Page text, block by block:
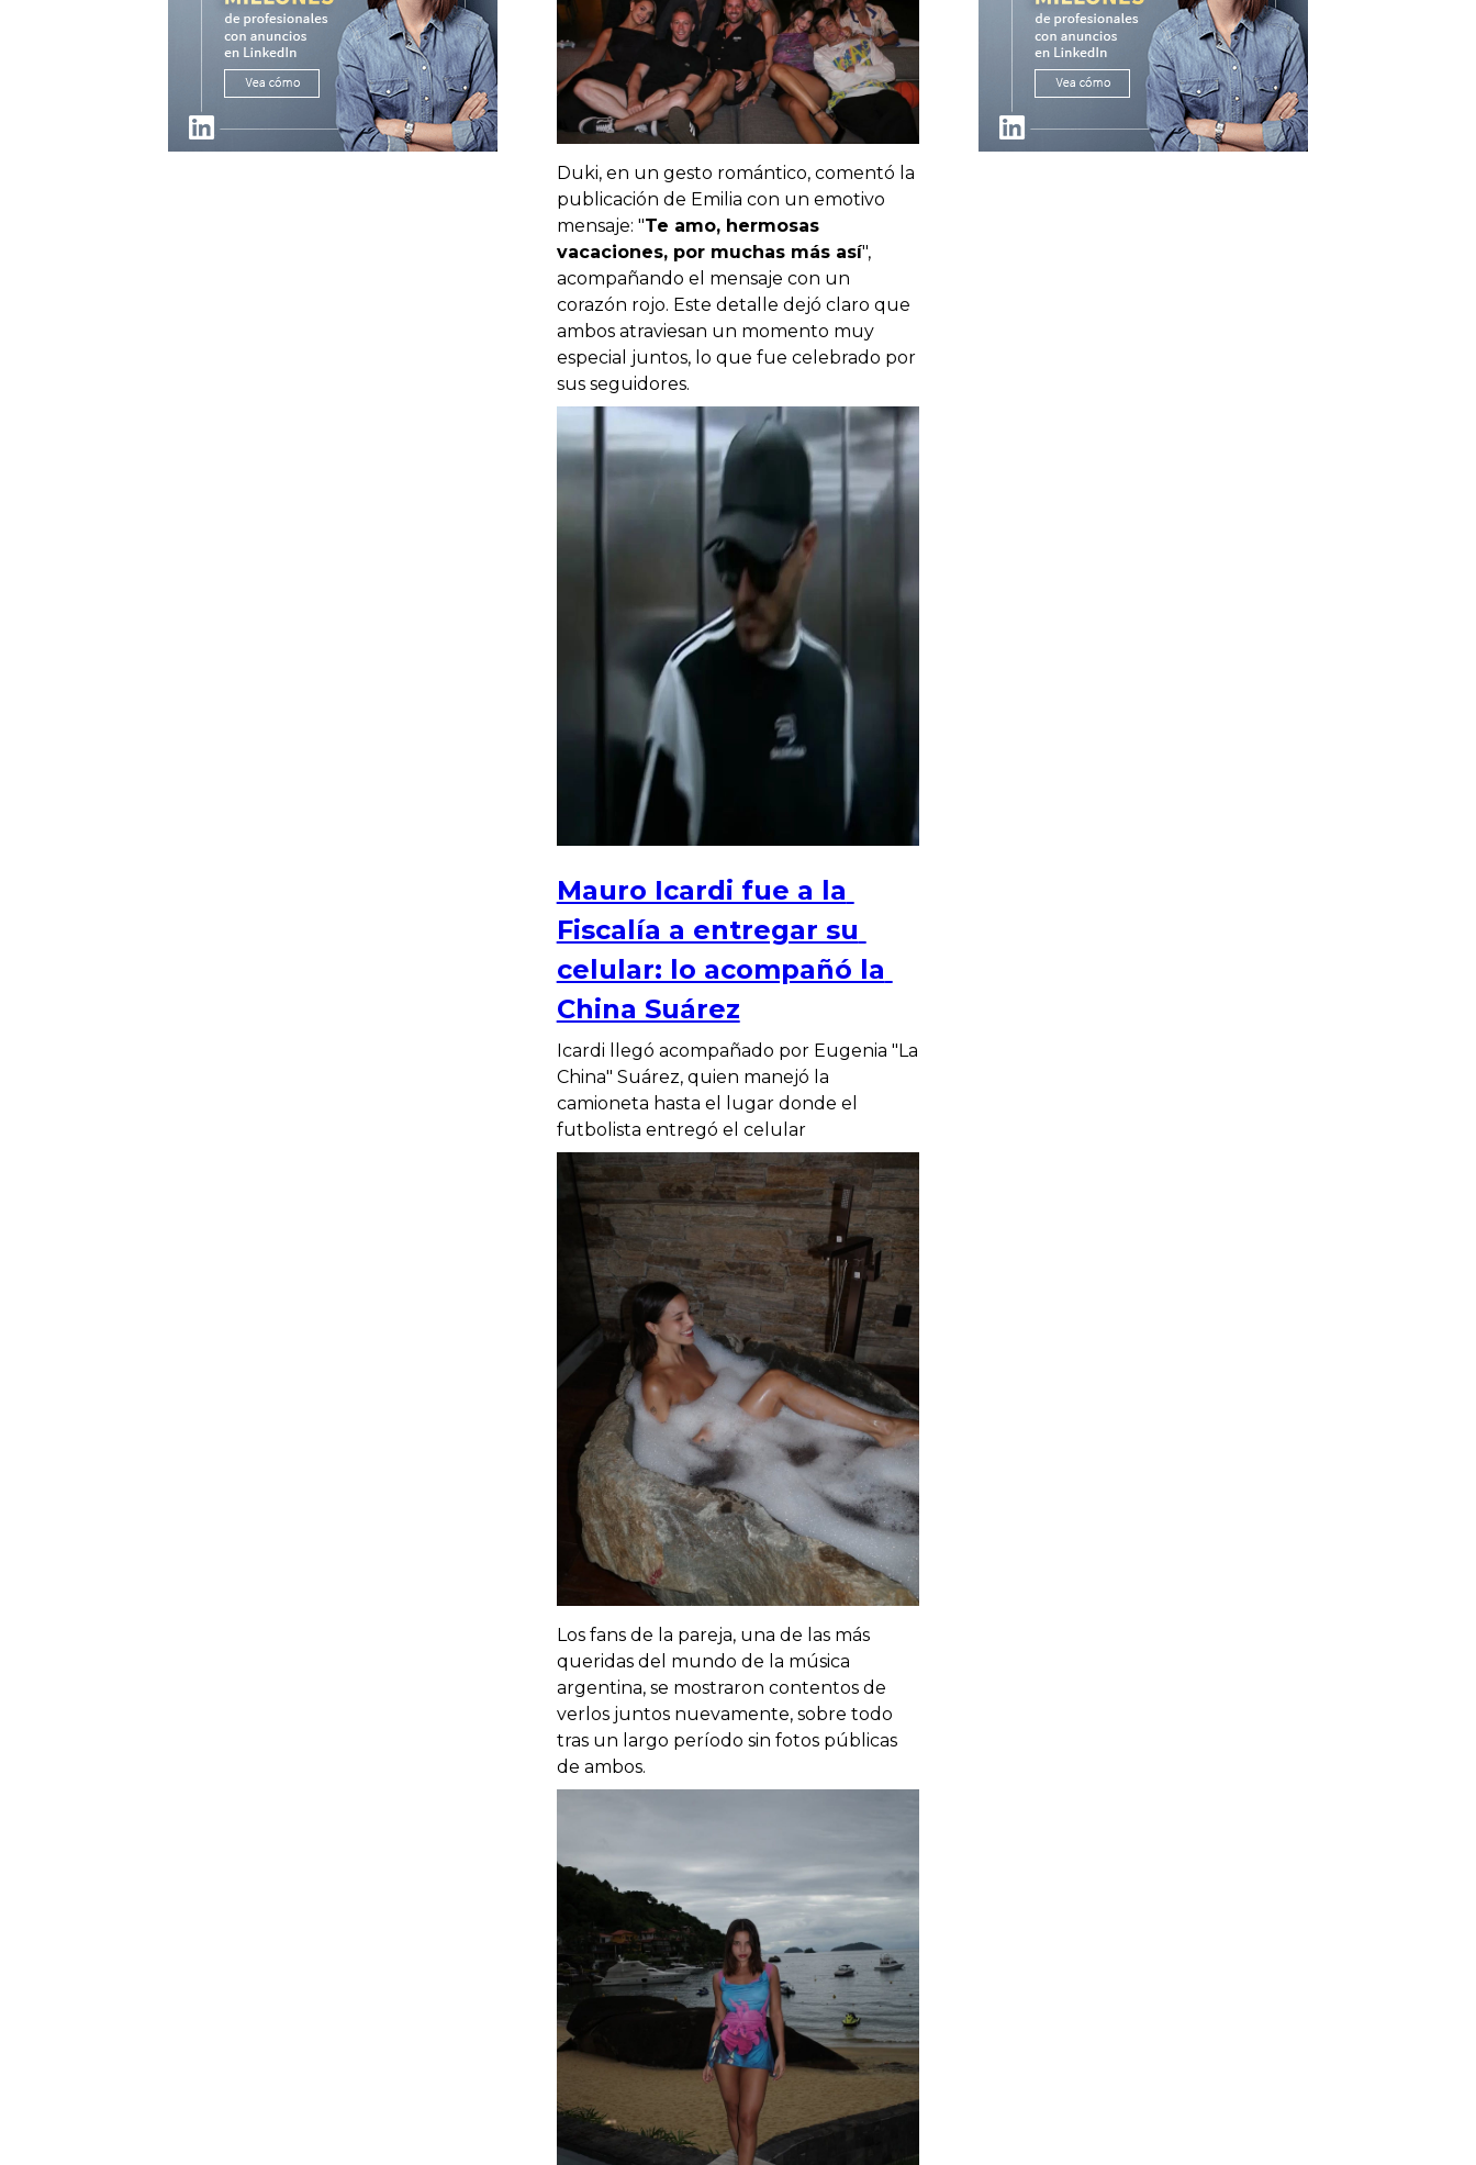
Duki, en un gesto romántico, comentó la
publicación de Emilia con un emotivo
mensaje: "Te amo, hermosas
vacaciones, por muchas más así",
acompañando el mensaje con un
corazón rojo. Este detalle dejó claro que
ambos atraviesan un momento muy
especial juntos, lo que fue celebrado por
sus seguidores.
Mauro Icardi fue a la
Fiscalía a entregar su
celular: lo acompañó la
China Suárez
Icardi llegó acompañado por Eugenia "La
China" Suárez, quien manejó la
camioneta hasta el lugar donde el
futbolista entregó el celular
Los fans de la pareja, una de las más
queridas del mundo de la música
argentina, se mostraron contentos de
verlos juntos nuevamente, sobre todo
tras un largo período sin fotos públicas
de ambos.